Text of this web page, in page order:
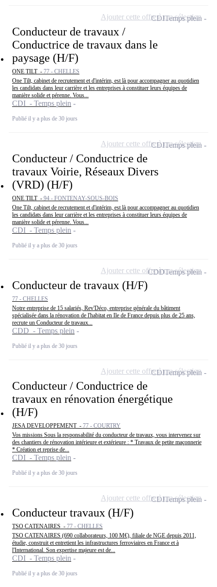
Conducteur de travaux /
Conductrice de travaux dans le
paysage (H/F)
ONE TILT - 77 - CHELLES
One Tilt, cabinet de recrutement et d'intérim, est là pour accompagner au quotidien
les candidats dans leur carrière et les entreprises à constituer leurs équipes de
manière solide et pérenne. Vous...
CDI - Temps plein
Publié il y a plus de 30 jours
CDITemps plein
Ajouter cette offre à ma sélection
Conducteur / Conductrice de
travaux Voirie, Réseaux Divers
(VRD) (H/F)
ONE TILT - 94 - FONTENAY-SOUS-BOIS
One Tilt, cabinet de recrutement et d'intérim, est là pour accompagner au quotidien
les candidats dans leur carrière et les entreprises à constituer leurs équipes de
manière solide et pérenne. Vous...
CDI - Temps plein
Publié il y a plus de 30 jours
CDITemps plein
Ajouter cette offre à ma sélection
Conducteur de travaux (H/F)
77 - CHELLES
Notre entreprise de 15 salariés, Rev'Déco, entreprise générale du bâtiment
spécialisée dans la rénovation de l'habitat en Ile de France depuis plus de 25 ans,
recrute un Conducteur de travaux...
CDD - Temps plein
Publié il y a plus de 30 jours
CDDTemps plein
Ajouter cette offre à ma sélection
Conducteur / Conductrice de
travaux en rénovation énergétique
(H/F)
JESA DEVELOPPEMENT - 77 - COURTRY
Vos missions Sous la responsabilité du conducteur de travaux, vous intervenez sur
des chantiers de rénovation intérieure et extérieure : * Travaux de petite maçonnerie
* Création et reprise de...
CDI - Temps plein
Publié il y a plus de 30 jours
CDITemps plein
Ajouter cette offre à ma sélection
Conducteur travaux (H/F)
TSO CATENAIRES - 77 - CHELLES
TSO CATENAIRES (690 collaborateurs, 100 M€), filiale de NGE depuis 2011,
étudie, construit et entretient les infrastructures ferroviaires en France et à
l'International. Son expertise majeure est de...
CDI - Temps plein
Publié il y a plus de 30 jours
CDITemps plein
Ajouter cette offre à ma sélection